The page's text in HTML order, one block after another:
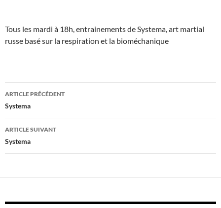
Tous les mardi à 18h, entrainements de Systema, art martial
russe basé sur la respiration et la bioméchanique
Navigation
des
articles
ARTICLE PRÉCÉDENT
Systema
ARTICLE SUIVANT
Systema